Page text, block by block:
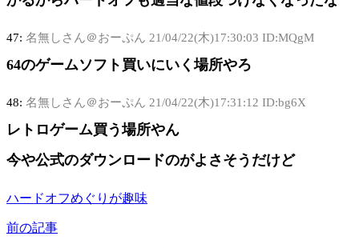
47: 名無しさん＠おーぷん 21/04/22(木)17:30:03 ID:MQgM
64のゲームソフト買いにいく場所やろ
48: 名無しさん＠おーぷん 21/04/22(木)17:31:12 ID:bg6X
レトロゲーム買う場所やん
今や公式のダウンロードのがよさそうだけど
ハードオフめぐりが趣味
前の記事